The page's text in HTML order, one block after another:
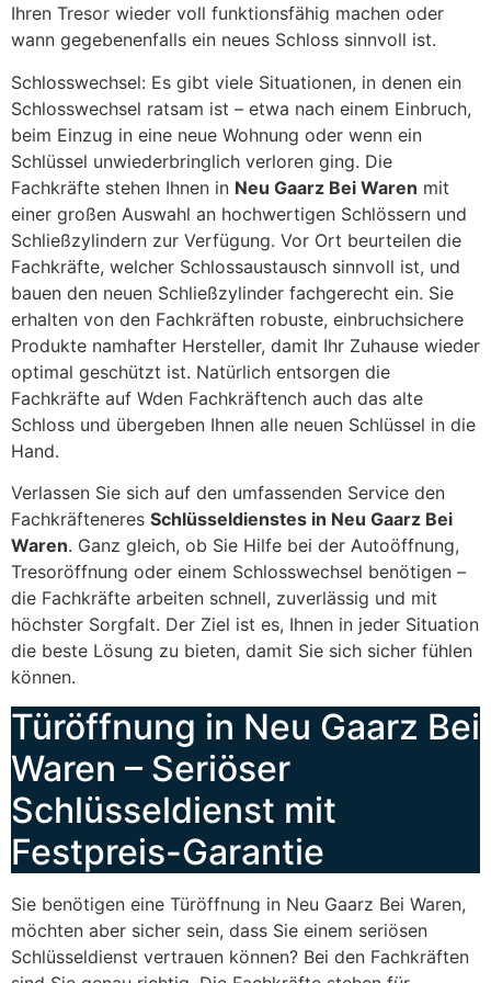
Ihren Tresor wieder voll funktionsfähig machen oder
wann gegebenenfalls ein neues Schloss sinnvoll ist.
Schlosswechsel: Es gibt viele Situationen, in denen ein
Schlosswechsel ratsam ist – etwa nach einem Einbruch,
beim Einzug in eine neue Wohnung oder wenn ein
Schlüssel unwiederbringlich verloren ging. Die
Fachkräfte stehen Ihnen in Neu Gaarz Bei Waren mit
einer großen Auswahl an hochwertigen Schlössern und
Schließzylindern zur Verfügung. Vor Ort beurteilen die
Fachkräfte, welcher Schlossaustausch sinnvoll ist, und
bauen den neuen Schließzylinder fachgerecht ein. Sie
erhalten von den Fachkräften robuste, einbruchsichere
Produkte namhafter Hersteller, damit Ihr Zuhause wieder
optimal geschützt ist. Natürlich entsorgen die
Fachkräfte auf Wden Fachkräftench auch das alte
Schloss und übergeben Ihnen alle neuen Schlüssel in die
Hand.
Verlassen Sie sich auf den umfassenden Service den
Fachkräfteneres Schlüsseldienstes in Neu Gaarz Bei
Waren. Ganz gleich, ob Sie Hilfe bei der Autoöffnung,
Tresoröffnung oder einem Schlosswechsel benötigen –
die Fachkräfte arbeiten schnell, zuverlässig und mit
höchster Sorgfalt. Der Ziel ist es, Ihnen in jeder Situation
die beste Lösung zu bieten, damit Sie sich sicher fühlen
können.
Türöffnung in Neu Gaarz Bei
Waren – Seriöser
Schlüsseldienst mit
Festpreis-Garantie
Sie benötigen eine Türöffnung in Neu Gaarz Bei Waren,
möchten aber sicher sein, dass Sie einem seriösen
Schlüsseldienst vertrauen können? Bei den Fachkräften